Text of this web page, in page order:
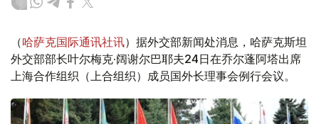
（哈萨克国际通讯社讯）据外交部新闻处消息，哈萨克斯坦
外交部部长叶尔梅克·阔谢尔巴耶夫24日在乔尔蓬阿塔出席
上海合作组织（上合组织）成员国外长理事会例行会议。